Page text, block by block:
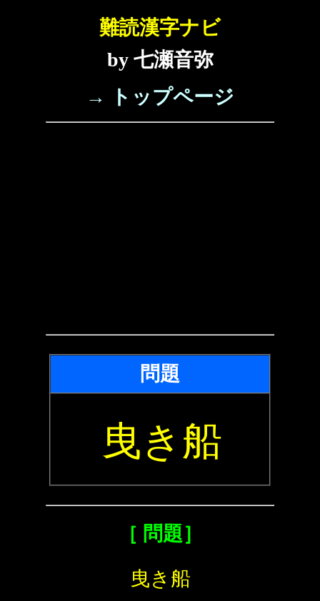
難読漢字ナビ
by 七瀬音弥
→ トップページ
問題
曳き船
［ 問題］
曳き船